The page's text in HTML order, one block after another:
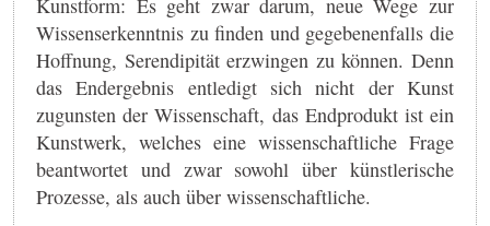
Kunstform: Es geht zwar darum, neue Wege zur
Wissenserkenntnis zu finden und gegebenenfalls die
Hoffnung, Serendipität erzwingen zu können. Denn
das Endergebnis entledigt sich nicht der Kunst
zugunsten der Wissenschaft, das Endprodukt ist ein
Kunstwerk, welches eine wissenschaftliche Frage
beantwortet und zwar sowohl über künstlerische
Prozesse, als auch über wissenschaftliche.